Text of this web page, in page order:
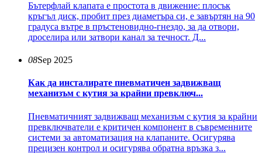
Бътерфлай клапата е простота в движение: плосък
кръгъл диск, пробит през диаметъра си, е завъртян на 90
градуса вътре в пръстеновидно-гнездо, за да отвори,
дроселира или затвори канал за течност. Д...
08Sep 2025
Как да инсталирате пневматичен задвижващ
механизъм с кутия за крайни превключ...
Пневматичният задвижващ механизъм с кутия за крайни
превключватели е критичен компонент в съвременните
системи за автоматизация на клапаните. Осигурява
прецизен контрол и осигурява обратна връзка з...